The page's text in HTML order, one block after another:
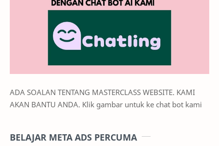
ADA SOALAN TENTANG MASTERCLASS WEBSITE. KAMI
AKAN BANTU ANDA. Klik gambar untuk ke chat bot kami
BELAJAR META ADS PERCUMA